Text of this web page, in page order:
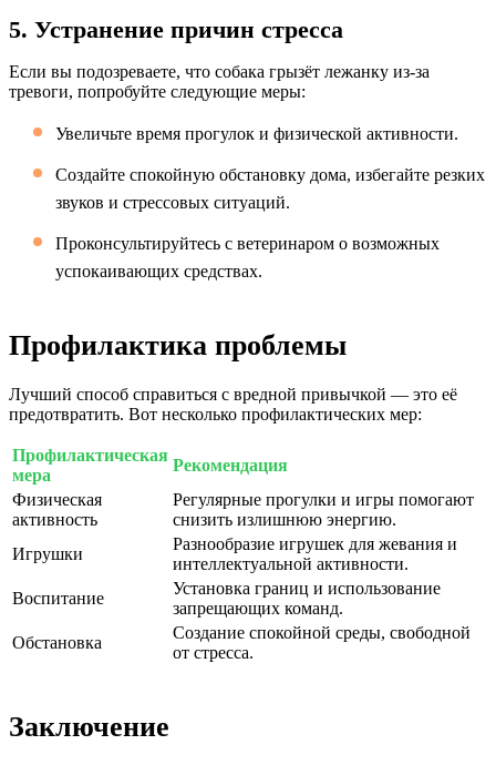
5. Устранение причин стресса
Если вы подозреваете, что собака грызёт лежанку из-за
тревоги, попробуйте следующие меры:
Увеличьте время прогулок и физической активности.
Создайте спокойную обстановку дома, избегайте резких
звуков и стрессовых ситуаций.
Проконсультируйтесь с ветеринаром о возможных
успокаивающих средствах.
Профилактика проблемы
Лучший способ справиться с вредной привычкой — это её
предотвратить. Вот несколько профилактических мер:
Профилактическая
мера
Рекомендация
Физическая
активность
Регулярные прогулки и игры помогают
снизить излишнюю энергию.
Игрушки
Разнообразие игрушек для жевания и
интеллектуальной активности.
Воспитание
Установка границ и использование
запрещающих команд.
Обстановка
Создание спокойной среды, свободной
от стресса.
Заключение